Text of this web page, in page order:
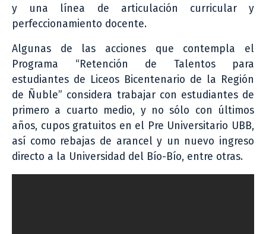
y una línea de articulación curricular y
perfeccionamiento docente.
Algunas de las acciones que contempla el
Programa “Retención de Talentos para
estudiantes de Liceos Bicentenario de la Región
de Ñuble” considera trabajar con estudiantes de
primero a cuarto medio, y no sólo con últimos
años, cupos gratuitos en el Pre Universitario UBB,
así como rebajas de arancel y un nuevo ingreso
directo a la Universidad del Bío-Bío, entre otras.